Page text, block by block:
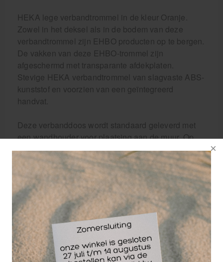
HEKA lege verbandtrommel in de kleur Oranje.
Zowel in het deksel als in de bodem van deze
verbandtrommel zijn EHBO producten op te bergen.
De vakken van deze EHBO-trommel zijn
afgeschermd met transparante afdekplaten.
Stevige HEKA verbandtrommel van slagvaste ABS-
kunststof en voorzien van een geïntegreerd
handvat.
Deze verbanddoos wordt standaard geleverd met
een wandhouder voor plaatsing aan de muur. Op
deze manier is de verbandtrommel op een zichtbare
plaats te hangen in een kantine of werkplaats. Zorg
dat een verbanddoos op een zichtbare plaats hangt,
als er dan een calamiteit voor doet zijn de EHBO
materialen snel voor handen.
Afmeting HEKA verbandtrommel Multi A:
LxBxH 43x30x15cm .